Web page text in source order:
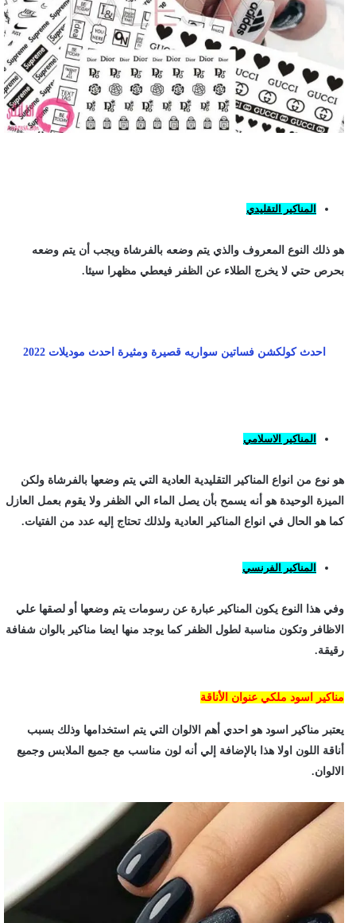
المناكير التقليدي
هو ذلك النوع المعروف والذي يتم وضعه بالفرشاة ويجب أن يتم وضعه
بحرص حتي لا يخرج الطلاء عن الظفر فيعطي مظهرا سيئا.
احدث كولكشن فساتين سواريه قصيرة ومثيرة احدث موديلات 2022
المناكير الاسلامي
هو نوع من انواع المناكير التقليدية العادية التي يتم وضعها بالفرشاة ولكن
الميزة الوحيدة هو أنه يسمح بأن يصل الماء الي الظفر ولا يقوم بعمل العازل
كما هو الحال في انواع المناكير العادية ولذلك تحتاج إليه عدد من الفتيات.
المناكير الفرنسي
وفي هذا النوع يكون المناكير عبارة عن رسومات يتم وضعها أو لصقها علي
الاظافر وتكون مناسبة لطول الظفر كما يوجد منها ايضا مناكير بالوان شفافة
رقيقة.
مناكير اسود ملكي عنوان الأناقة
يعتبر مناكير اسود هو احدي أهم الالوان التي يتم استخدامها وذلك بسبب
أناقة اللون اولا هذا بالإضافة إلي أنه لون مناسب مع جميع الملابس وجميع
الالوان.